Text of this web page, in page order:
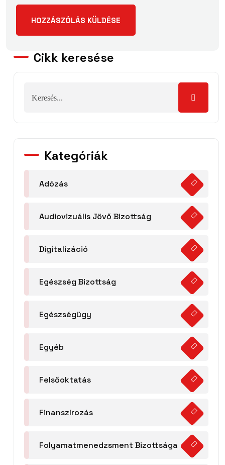
Cikk keresése
Kategóriák
Adózás
Audiovizuális Jövő Bizottság
Digitalizáció
Egészség Bizottság
Egészségügy
Egyéb
Felsőoktatás
Finanszírozás
Folyamatmenedzsment Bizottsága